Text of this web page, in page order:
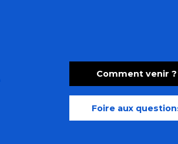
Comment venir ?
Foire aux